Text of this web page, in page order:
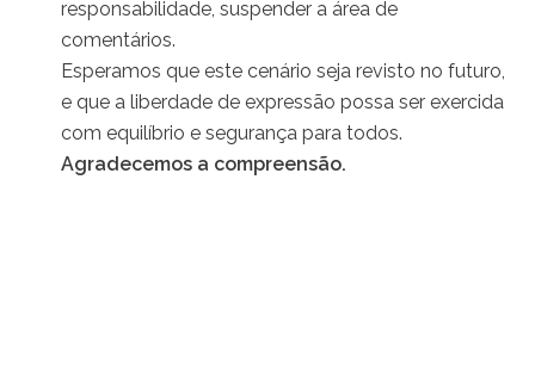
responsabilidade, suspender a área de
comentários.
Esperamos que este cenário seja revisto no futuro,
e que a liberdade de expressão possa ser exercida
com equilíbrio e segurança para todos.
Agradecemos a compreensão.